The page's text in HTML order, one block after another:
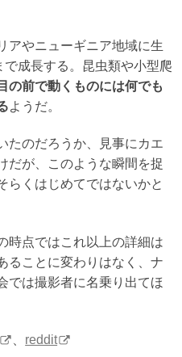
アやニューギニア地域に生
成長する。昆虫類や小型爬
目の前で動くものには何でも
ようだ。
たのだろうか、見事にカエ
だが、このような瞬間を捉
らくはじめてではないかと
時点ではこれ以上の詳細は
ることに変わりはなく、ナ
では撮影者に名乗り出てほ
reddit